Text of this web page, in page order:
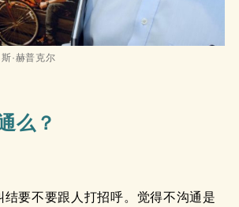
·赫普克尔
么？
结要不要跟人打招呼。觉得不沟通是